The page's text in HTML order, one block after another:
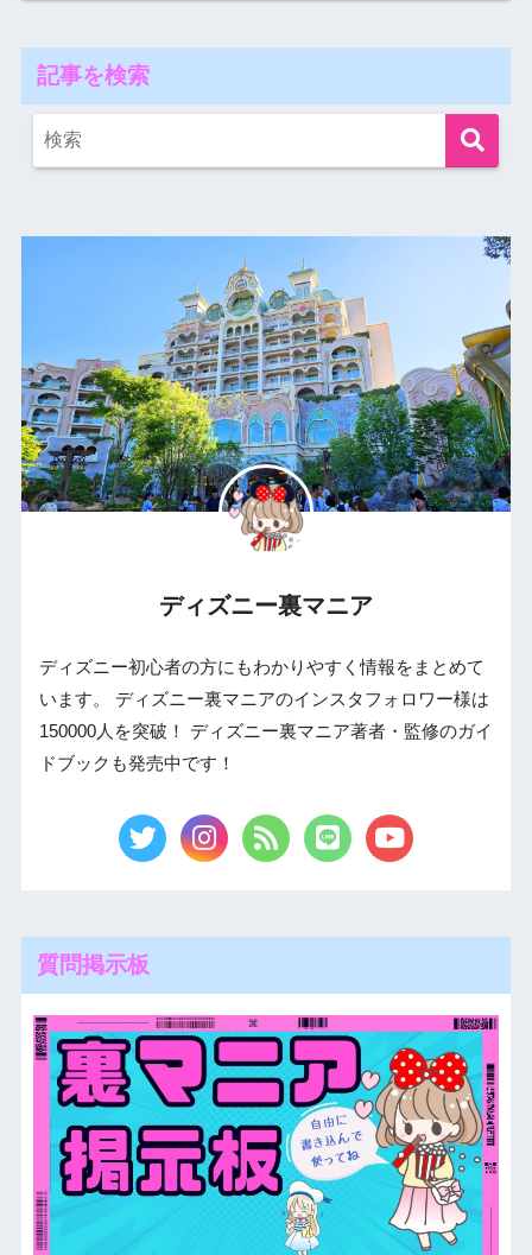
記事を検索
ディズニー裏マニア
ディズニー初心者の方にもわかりやすく情報をまとめて
います。 ディズニー裏マニアのインスタフォロワー様は
150000人を突破！ ディズニー裏マニア著者・監修のガイ
ドブックも発売中です！
質問掲示板